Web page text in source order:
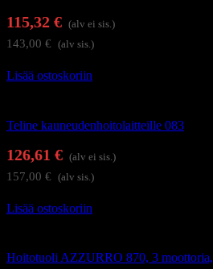
115,32 € (alv ei sis.)
143,00 € (alv sis.)
Lisää ostoskoriin
Teline kauneudenhoitolaitteille 083
126,61 € (alv ei sis.)
157,00 € (alv sis.)
Lisää ostoskoriin
Hoitotuoli AZZURRO 870, 3